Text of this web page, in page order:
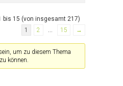
bis 15 (von insgesamt 217)
1
2 15 →
um zu diesem Thema
können.